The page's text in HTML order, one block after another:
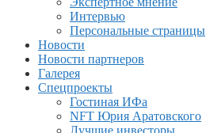
Интервью
Персональные страницы
Новости
Новости партнеров
Галерея
Спецпроекты
Гостиная ИФа
NFT Юрия Аратовского
Лучшие инвесторы